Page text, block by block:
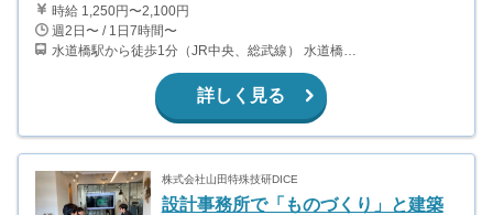
時給 1,250円〜2,100円
週2日〜 / 1日7時間〜
水道橋駅から徒歩1分（JR中央、総武線） 水道橋駅から徒歩6分（都営三田線）
詳しく見る
株式会社山田特殊技研DICE
設計事務所で「ものづくり」と建築